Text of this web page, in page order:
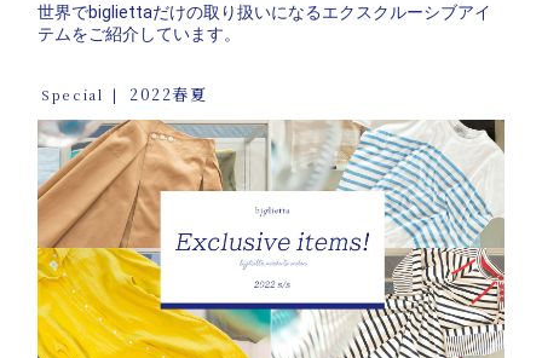
世界でbigliettaだけの取り扱いになるエクスクルーシブアイ
テムをご紹介しています。
Special 2022春夏